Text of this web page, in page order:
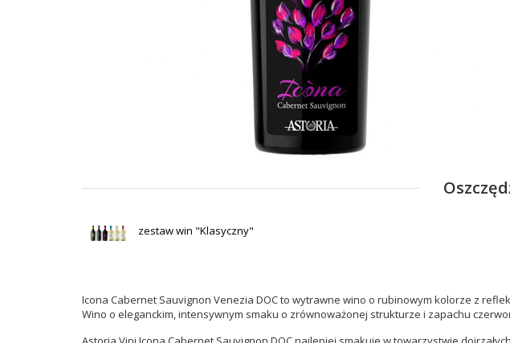
zestaw win "Klasyczny"
Icona Cabernet Sauvignon Venezia DOC to wytrawne wino o rubinowym kolorze z
Wino o eleganckim, intensywnym smaku o zrównoważonej strukturze i zapachu